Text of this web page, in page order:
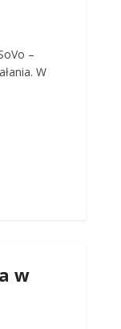
–
W
w